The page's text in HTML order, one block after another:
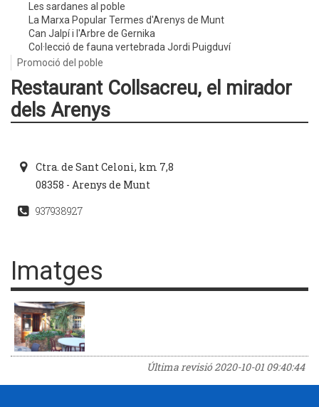
Les sardanes al poble
La Marxa Popular Termes d'Arenys de Munt
Can Jalpí i l'Arbre de Gernika
Col·lecció de fauna vertebrada Jordi Puigduví
Promoció del poble
Restaurant Collsacreu, el mirador
dels Arenys
Ctra. de Sant Celoni, km 7,8
08358 - Arenys de Munt
937938927
Imatges
Última revisió2020-10-01 09:40:44